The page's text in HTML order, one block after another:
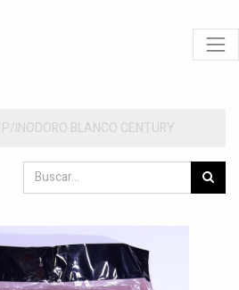
INODORO BLANCO CENTURY